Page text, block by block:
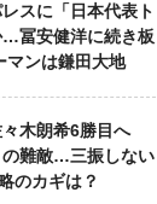
スに「日本代表ト
…冨安健洋に続き板
マンは鎌田大地
々木朗希6勝目へ
の難敵…三振しない
のカギは？